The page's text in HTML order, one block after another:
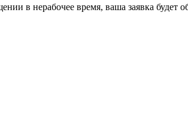
в нерабочее время, ваша заявка будет